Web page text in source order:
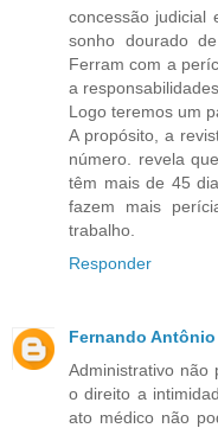
concessão judicial
sonho dourado
Ferram com a
a
Logo teremos um
A propósito, a
número. revela
têm mais de 45
fazem mais
trabalho.
Responder
Fernando Antônio
Administrativo não
o direito a
ato médico não